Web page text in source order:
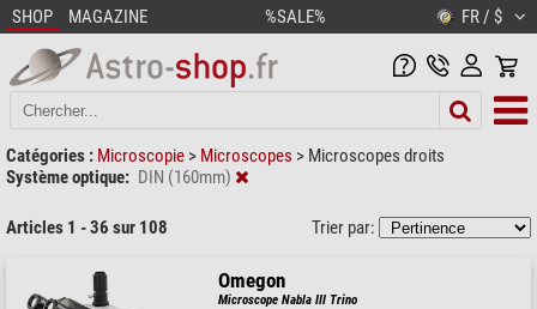
SHOP MAGAZINE %SALE% FR / $
Catégories : Microscopie > Microscopes > Microscopes droits
Système optique: DIN (160mm)
Articles 1 - 36 sur 108 Trier par:
Omegon
Microscope Nabla III Trino